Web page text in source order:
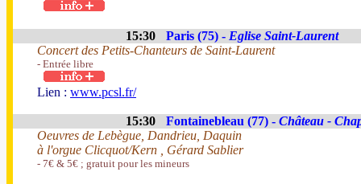
15:30 Paris (75) - Eglise Saint-Laurent
Concert des Petits-Chanteurs de Saint-Laurent
- Entrée libre
Lien : www.pcsl.fr/
15:30 Fontainebleau (77) - Château -
Oeuvres de Lebègue, Dandrieu, Daquin
à l'orgue Clicquot/Kern , Gérard Sablier
- 7€ & 5€ ; gratuit pour les mineurs